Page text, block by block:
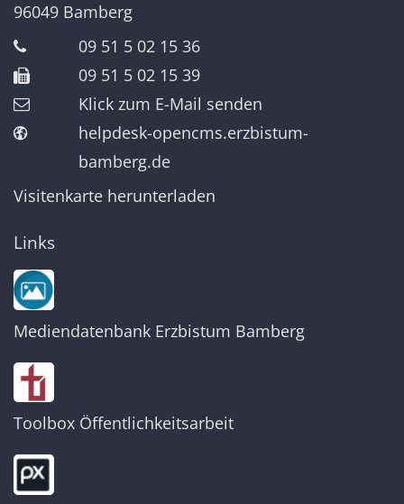
96049 Bamberg
09 51 5 02 15 36
09 51 5 02 15 39
Klick zum E-Mail senden
helpdesk-opencms.erzbistum-
bamberg.de
Visitenkarte herunterladen
Links
Mediendatenbank Erzbistum Bamberg
Toolbox Öffentlichkeitsarbeit